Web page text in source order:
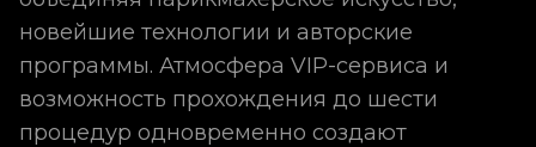
новейшие технологии и авторские
программы. Атмосфера VIP-сервиса и
возможность прохождения до шести
процедур одновременно создают